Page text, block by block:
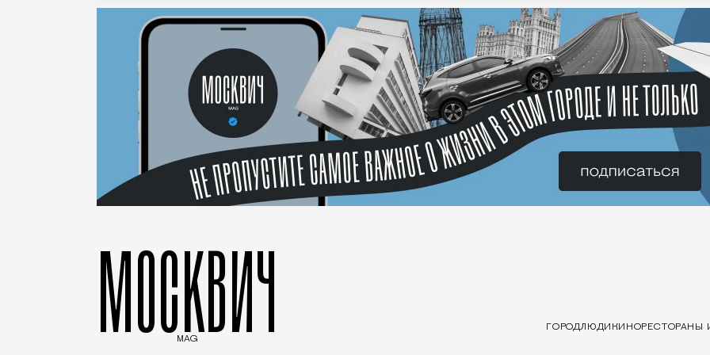
МОСКВИЧ
MAG
ГОРОДЛЮДИ КИНОРЕСТОРАНЫ